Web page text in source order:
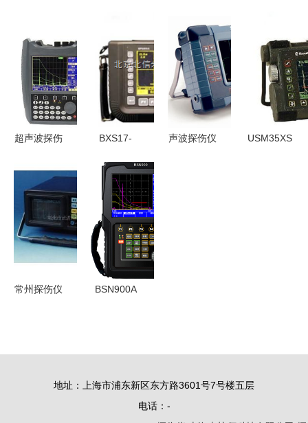
能、应用与
优势
1000超声
波探伤仪
无损超声检
测的先驱之
ZT301型超
声波探伤仪
的应用与优
势
详解
超声波探伤
SUB100/110
高精度无损
检测的工业
利器
BXS17-
超声波探伤
仪 全数字
化高精度检
测的工业利
声波探伤仪
USM35XS
常州探伤仪
BSN900A
地址：上海市浦东新区东方路3601号7号楼五层
电话：-